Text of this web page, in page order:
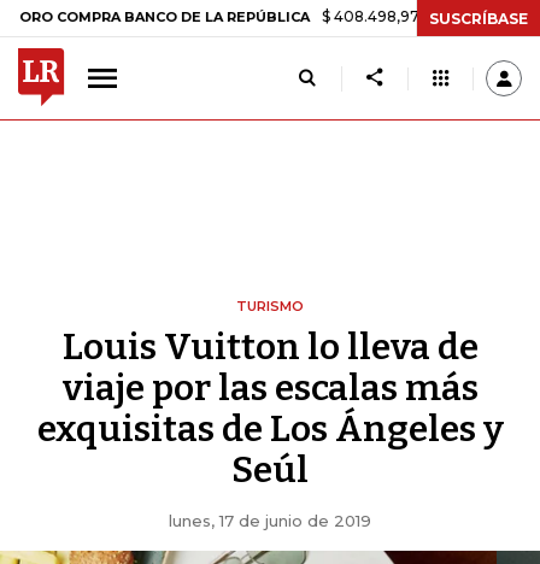
BANCO DE LA REPÚBLICA $ 408.498,97 +$ 8.753,81 +2,19%
SUSCRÍBASE
TURISMO
Louis Vuitton lo lleva de
viaje por las escalas más
exquisitas de Los Ángeles y
Seúl
lunes, 17 de junio de 2019